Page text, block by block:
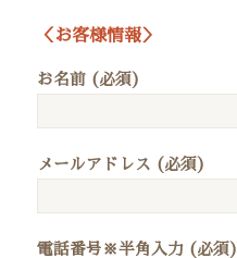
＜お客様情報＞
お名前 (必須)
メールアドレス (必須)
電話番号※半角入力 (必須)